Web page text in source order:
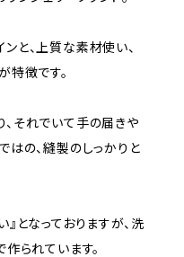
と、上質な素材使い、
特徴です。
それでいて手の届きや
はの、縫製のしっかりと
となっておりますが、洗
られています。